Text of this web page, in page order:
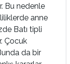
Bu nedenle
anne
Batı tipli
Çocuk
da bir